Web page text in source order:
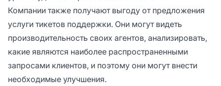
Компании также получают выгоду от предложения
услуги тикетов поддержки. Они могут видеть
производительность своих агентов, анализировать,
какие являются наиболее распространенными
запросами клиентов, и поэтому они могут внести
необходимые улучшения.